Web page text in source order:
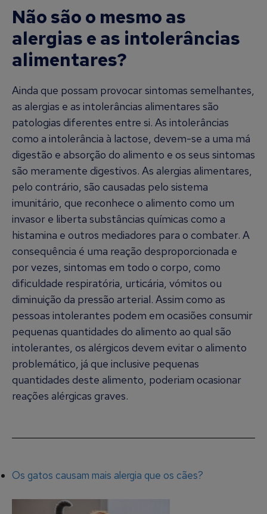
Não são o mesmo as
alergias e as intolerâncias
alimentares?
Ainda que possam provocar sintomas semelhantes,
as alergias e as intolerâncias alimentares são
patologias diferentes entre si. As intolerâncias
como a intolerância à lactose, devem-se a uma má
digestão e absorção do alimento e os seus sintomas
são meramente digestivos. As alergias alimentares,
pelo contrário, são causadas pelo sistema
imunitário, que reconhece o alimento como um
invasor e liberta substâncias químicas como a
histamina e outros mediadores para o combater. A
consequência é uma reação desproporcionada e
por vezes, sintomas em todo o corpo, como
dificuldade respiratória, urticária, vómitos ou
diminuição da pressão arterial. Assim como as
pessoas intolerantes podem em ocasiões consumir
pequenas quantidades do alimento ao qual são
intolerantes, os alérgicos devem evitar o alimento
problemático, já que inclusive pequenas
quantidades deste alimento, poderiam ocasionar
reações alérgicas graves.
Os gatos causam mais alergia que os cães?